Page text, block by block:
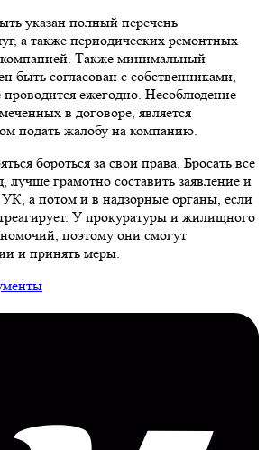
указан полный перечень
а также периодических ремонтных
Также минимальный
быть согласован с собственниками,
проводится ежегодно. Несоблюдение
в договоре, является
подать жалобу на компанию.
бороться за свои права. Бросать все
лучше грамотно составить заявление и
УК, а потом и в надзорные органы, если
У прокуратуры и жилищного
поэтому они смогут
и принять меры.